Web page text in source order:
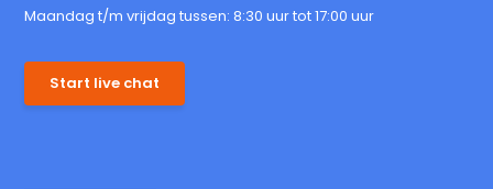
Maandag t/m vrijdag tussen: 8:30 uur tot 17:00 uur
Start live chat